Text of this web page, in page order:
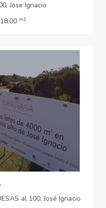
Jose Ignacio
m2
al 100, José Ignacio